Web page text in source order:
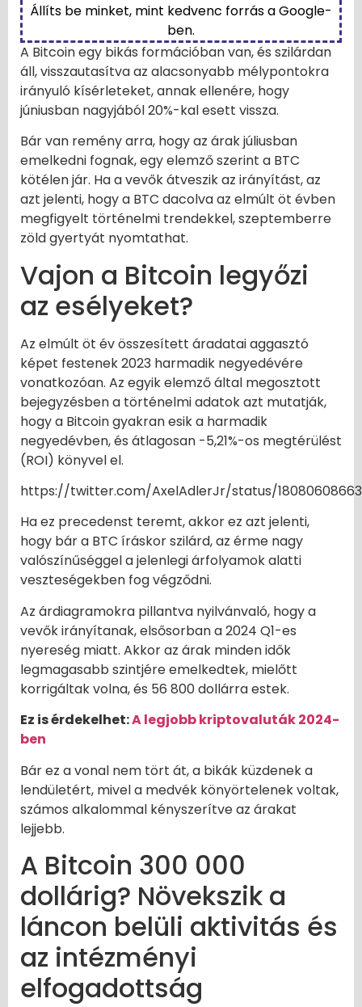
Állíts be minket, mint kedvenc forrás a Google-
ben.
A Bitcoin egy bikás formációban van, és szilárdan
áll, visszautasítva az alacsonyabb mélypontokra
irányuló kísérleteket, annak ellenére, hogy
júniusban nagyjából 20%-kal esett vissza.
Bár van remény arra, hogy az árak júliusban
emelkedni fognak, egy elemző szerint a BTC
kötélen jár. Ha a vevők átveszik az irányítást, az
azt jelenti, hogy a BTC dacolva az elmúlt öt évben
megfigyelt történelmi trendekkel, szeptemberre
zöld gyertyát nyomtathat.
Vajon a Bitcoin legyőzi
az esélyeket?
Az elmúlt öt év összesített áradatai aggasztó
képet festenek 2023 harmadik negyedévére
vonatkozóan. Az egyik elemző által megosztott
bejegyzésben a történelmi adatok azt mutatják,
hogy a Bitcoin gyakran esik a harmadik
negyedévben, és átlagosan -5,21%-os megtérülést
(ROI) könyvel el.
https://twitter.com/AxelAdlerJr/status/
Ha ez precedenst teremt, akkor ez azt jelenti,
hogy bár a BTC íráskor szilárd, az érme nagy
valószínűséggel a jelenlegi árfolyamok alatti
veszteségekben fog végződni.
Az árdiagramokra pillantva nyilvánvaló, hogy a
vevők irányítanak, elsősorban a 2024 Q1-es
nyereség miatt. Akkor az árak minden idők
legmagasabb szintjére emelkedtek, mielőtt
korrigáltak volna, és 56 800 dollárra estek.
Ez is érdekelhet:A legjobb kriptovaluták 2024-
ben
Bár ez a vonal nem tört át, a bikák küzdenek a
lendületért, mivel a medvék könyörtelenek voltak,
számos alkalommal kényszerítve az árakat
lejjebb.
A Bitcoin 300 000
dollárig? Növekszik a
láncon belüli aktivitás és
az intézményi
elfogadottság